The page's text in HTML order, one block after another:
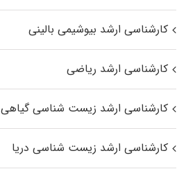
کارشناسی ارشد بیوشیمی بالینی
کارشناسی ارشد ریاضی
کارشناسی ارشد زیست‌ شناسی گیاهی
کارشناسی ارشد زیست‌ شناسی دریا